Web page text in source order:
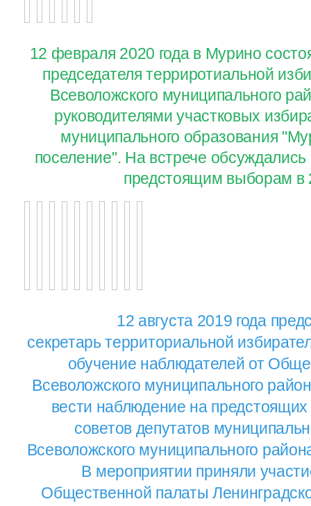
12 февраля 2020 года в Мурино
председателя терриротиальной
Всеволожского муниципального
руководителями участковых
муниципального образования
поселение". На встрече обсуждались
предстоящим выборам в
12 августа 2019 года
секретарь территориальной
обучение наблюдателей от
Всеволожского муниципального
вести наблюдение на
советов депутатов
Всеволожского муниципального
В мероприятии приняли
Общественной палаты